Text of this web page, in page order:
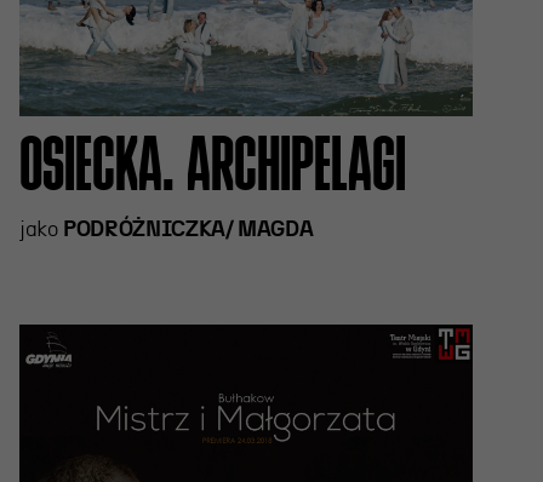
OSIECKA. ARCHIPELAGI
jako PODRÓŻNICZKA/ MAGDA